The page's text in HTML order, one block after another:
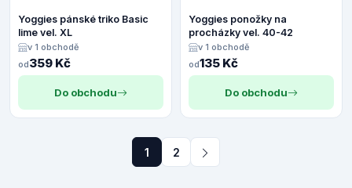
Yoggies pánské triko Basic
lime vel. XL
v 1 obchodě
od359 Kč
Do obchodu
Yoggies ponožky na
procházky vel. 40-42
v 1 obchodě
od135 Kč
Do obchodu
1 2